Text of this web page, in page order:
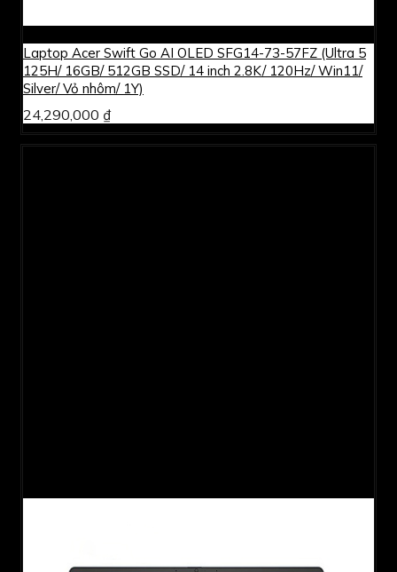
Laptop Acer Swift Go AI OLED SFG14-73-57FZ (Ultra 5
125H/ 16GB/ 512GB SSD/ 14 inch 2.8K/ 120Hz/ Win11/
Silver/ Vỏ nhôm/ 1Y)
24,290,000 ₫